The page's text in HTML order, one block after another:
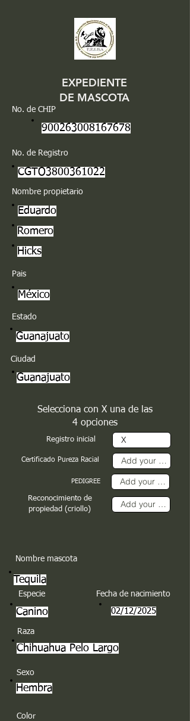
EXPEDIENTE
DE MASCOTA
No. de CHIP
900263008167678
No. de Registro
CGTO3800361022
Nombre propietario
Eduardo
Romero
Hicks
Pais
México
Estado
Guanajuato
Ciudad
Guanajuato
Selecciona con X una de las
4 opciones
Reconocimiento de
propiedad (criollo)
Registro inicial
Certificado Pureza Racial
PEDIGREE
Nombre mascota
Tequila
Especie Fecha de nacimiento
Canino 02/12/2025
Raza
Chihuahua Pelo Largo
Sexo
Hembra
Color